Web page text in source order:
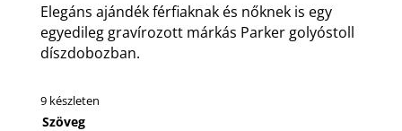
Elegáns ajándék férfiaknak és nőknek is egy
egyedileg gravírozott márkás Parker golyóstoll
díszdobozban.
9 készleten
Szöveg